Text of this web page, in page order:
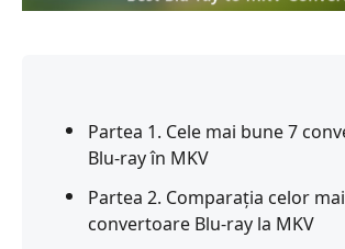
Partea 1. Cele mai bune 7
Blu-ray în MKV
Partea 2. Comparația celor
convertoare Blu-ray la MKV